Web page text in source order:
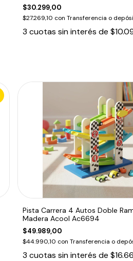
$30.299,00
$27.269,10 con Transferencia o
3 cuotas sin interés de
Pista Carrera 4 Autos Doble
Madera Acool Ac6694
$49.989,00
$44.990,10 con Transferencia o
3 cuotas sin interés de